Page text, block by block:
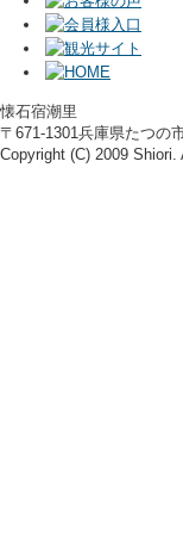
懐石宿潮里
〒671-1301兵庫県たつの
Copyright (C) 2009